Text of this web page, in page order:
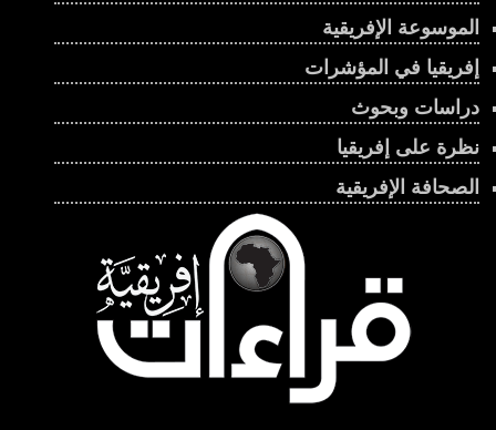
الموسوعة الإفريقية
إفريقيا في المؤشرات
دراسات وبحوث
نظرة على إفريقيا
الصحافة الإفريقية